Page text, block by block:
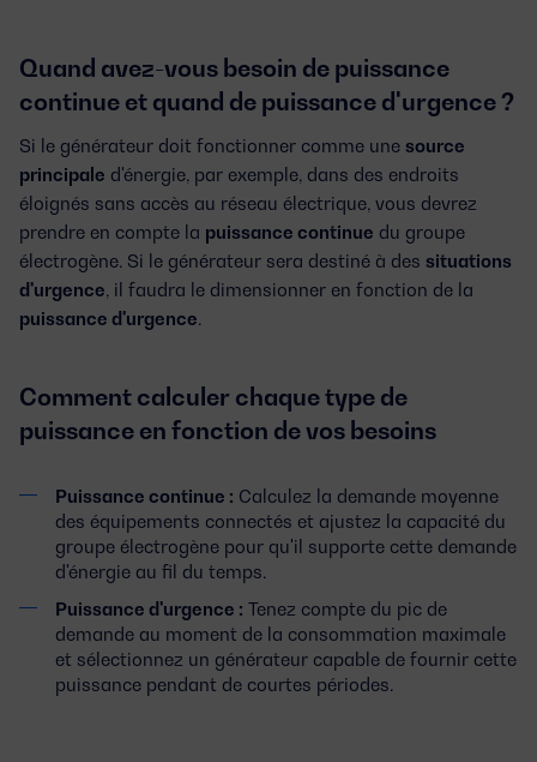
Quand avez-vous besoin de puissance
continue et quand de puissance d'urgence ?
Si le générateur doit fonctionner comme une source
principale d'énergie, par exemple, dans des endroits
éloignés sans accès au réseau électrique, vous devrez
prendre en compte la puissance continue du groupe
électrogène. Si le générateur sera destiné à des situations
d'urgence, il faudra le dimensionner en fonction de la
puissance d'urgence.
Comment calculer chaque type de
puissance en fonction de vos besoins
Puissance continue : Calculez la demande moyenne
des équipements connectés et ajustez la capacité du
groupe électrogène pour qu'il supporte cette demande
d'énergie au fil du temps.
Puissance d'urgence : Tenez compte du pic de
demande au moment de la consommation maximale
et sélectionnez un générateur capable de fournir cette
puissance pendant de courtes périodes.